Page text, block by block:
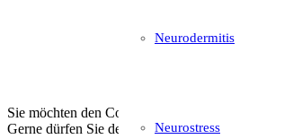
Neurodermitis
Neurostress
Sie möchten den Comic herunterladen und
Gerne dürfen Sie den Comic auch an betroffene